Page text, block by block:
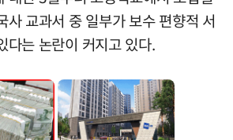
사 교과서 중 일부가 보수 편향적 서
다는 논란이 커지고 있다.